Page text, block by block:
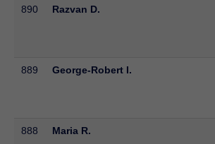
890 Razvan D.
889 George-Robert I.
888 Maria R.